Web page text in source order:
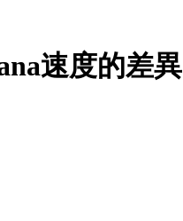
速度的差異